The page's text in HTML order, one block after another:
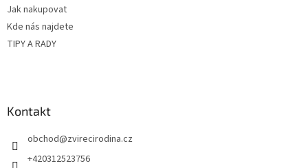
Jak nakupovat
Kde nás najdete
TIPY A RADY
Kontakt
obchod@zvirecirodina.cz
+420312523756